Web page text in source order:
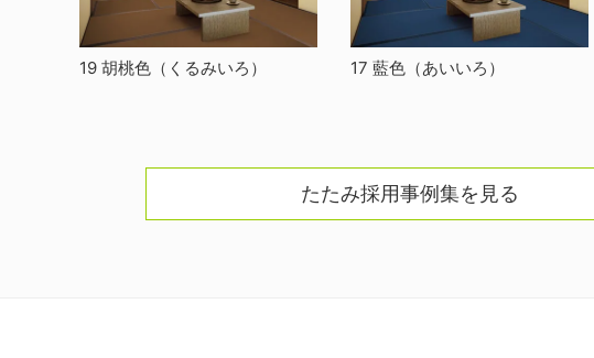
19 胡桃色 （くるみいろ） 17 藍色 （あいいろ）
たたみ採用事例集を見る